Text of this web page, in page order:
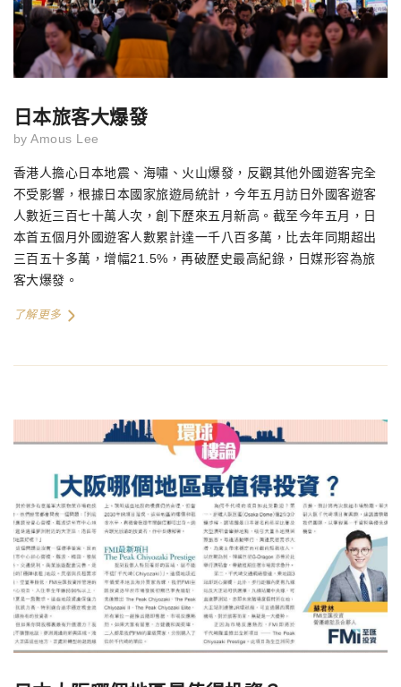
日本旅客大爆發
by Amous Lee
香港人擔心日本地震、海嘯、火山爆發，反觀其他外國遊客完全
不受影響，根據日本國家旅遊局統計，今年五月訪日外國客遊客
人數近三百七十萬人次，創下歷來五月新高。截至今年五月，日
本首五個月外國遊客人數累計達一千八百多萬，比去年同期超出
三百五十多萬，增幅21.5% ，再破歷史最高紀錄，日媒形容為旅
客大爆發。
了解更多